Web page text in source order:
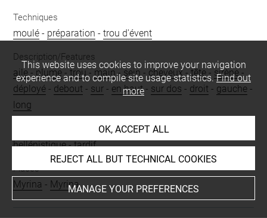
Techniques
moulé - préparation -trou d'évent
Description/Features
aile - plume -trou - main- sein - cheveux -tête - sirène -
déployé - debout - sur - en haut- sur dos - droit - gauche -
long
hellénistique-tardif
Places
Myrina - Myrina
This website uses cookies to improve your navigation
experience and to compile site usage statistics.Find out
more
OK, ACCEPT ALL
REJECT ALL BUT TECHNICAL COOKIES
MANAGE YOUR PREFERENCES